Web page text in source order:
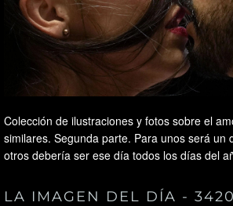
Colección de ilustraciones y fotos sobre el
similares. Segunda parte. Para unos será un
otros debería ser ese día todos los días del
LA IMAGEN DEL DÍA - 3420